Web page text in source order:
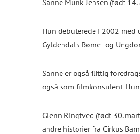
Sanne Munk Jensen (født
Hun debuterede i 2002 med
Gyldendals Børne- og
Sanne er også flittig
også som filmkonsulent.
Glenn Ringtved (født 30.
andre historier fra Cirkus